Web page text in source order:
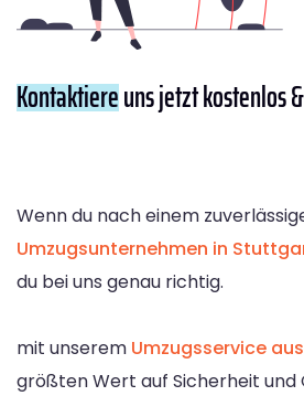
Kontaktiereuns jetzt kostenlos
Wenn du nach einem
Umzugsunternehmen in
du bei uns genau richtig.
mit unserem Umzugsservice
größten Wert auf Sicherheit und